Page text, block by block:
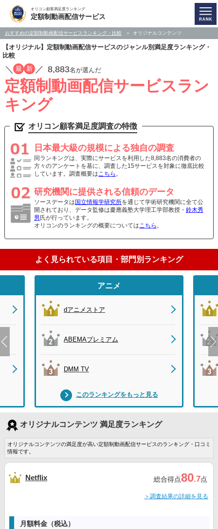
オリコン顧客満足度ランキング
定額制動画配信サービス
おすすめの定額制動画配信サービスランキング・比較 オリジナルコンテンツ
【オリジナル】定額制動画配信サービスのジャンル別満足度ランキング・
比較
／ 最 新 ／ 8,883名が選んだ
定額制動画配信サービスラン
キング
オリコン顧客満足度調査の特徴
日本最大級の規模による独自の調査
同ランキングは、実際にサービスを利用した8,883名の消費者の
方々のアンケートを基に、調査した15サービスを対象に徹底比較
しています。調査概要はこちら 。
研究機関に提供される信頼のデータ
ソースデータは 国立情報学研究所を通じて学術研究機関に全て公
開されており、データ監修は慶應義塾大学理工学部教授・ 鈴木秀
男 氏が行っています。
オリコンのランキングの概要についてはこちら 。
よく見られている項目・部門別ランキング
アニメ
dアニメストア
ABEMAプレミアム
DMM TV
このランキングをもっと見る
オリジナルコンテンツ 満足度ランキング
オリジナルコンテンツの満足度が高い定額制動画配信サービスのランキング・口コミ
情報です。
Netflix 総合得点80.7点
＞調査結果の詳細を見る
月額料金（税込）